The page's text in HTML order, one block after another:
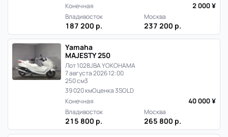
Японии
Конечная
2 000 ¥
Владивосток
187 200 р.
Москва
237 200 р.
Yamaha
MAJESTY 250
Лот 1028JBA YOKOHAMA
7 августа 2026 12:00
250 см3
39 020 кмОценка 3SOLD
Конечная
40 000 ¥
Владивосток
215 800 р.
Москва
265 800 р.